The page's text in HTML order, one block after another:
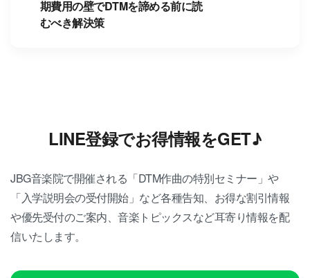
期費用の壁でDTMを諦める前に読
むべき解決策
LINE登録でお得情報をGET♪
JBG音楽院で開催される「DTM作曲の特別セミナー」や
「入学説明会の受付開始」など各種告知、お得な割引情報
や優先受付のご案内、音楽トピックスなど耳寄り情報を配
信いたします。